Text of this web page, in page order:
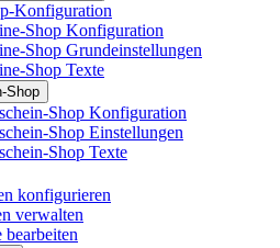
Konfiguration
Shop Konfiguration
Shop Grundeinstellungen
Shop Texte
Shop
Shop Konfiguration
Shop Einstellungen
Shop Texte
konfigurieren
verwalten
bearbeiten